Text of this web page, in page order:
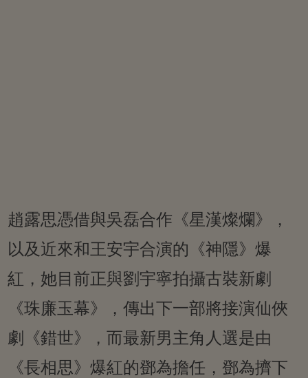
趙露思憑借與吳磊合作《星漢燦爛》，
以及近來和王安宇合演的《神隱》爆
紅，她目前正與劉宇寧拍攝古裝新劇
《珠廉玉幕》，傳出下一部將接演仙俠
劇《錯世》，而最新男主角人選是由
《長相思》爆紅的鄧為擔任，鄧為擠下